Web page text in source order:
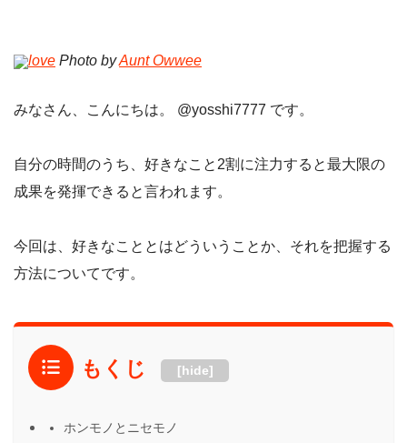
love Photo byAunt Owwee
みなさん、こんにちは。 @yosshi7777 です。
自分の時間のうち、好きなこと2割に注力すると最大限の
成果を発揮できると言われます。
今回は、好きなこととはどういうことか、それを把握する
方法についてです。
もくじ [hide]
ホンモノとニセモノ